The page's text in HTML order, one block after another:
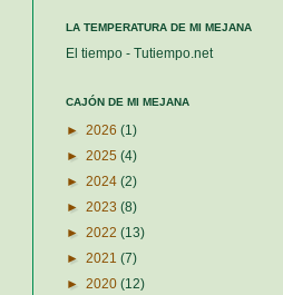
LA TEMPERATURA DE MI MEJANA
El tiempo - Tutiempo.net
CAJÓN DE MI MEJANA
► 2026 (1)
► 2025 (4)
► 2024 (2)
► 2023 (8)
► 2022 (13)
► 2021 (7)
► 2020 (12)